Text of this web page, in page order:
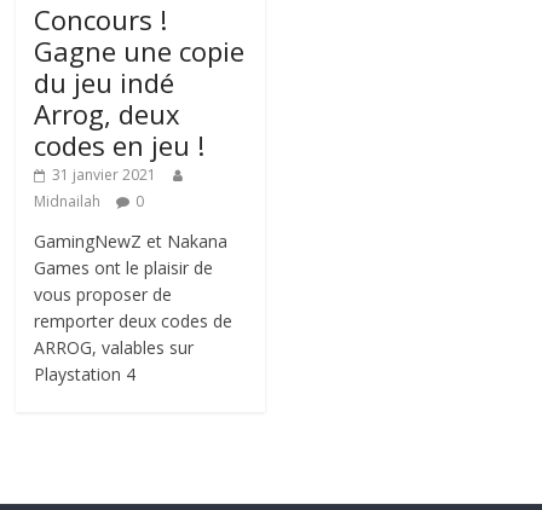
Concours !
Gagne une copie
du jeu indé
Arrog, deux
codes en jeu !
31 janvier 2021
Midnailah
0
GamingNewZ et Nakana
Games ont le plaisir de
vous proposer de
remporter deux codes de
ARROG, valables sur
Playstation 4